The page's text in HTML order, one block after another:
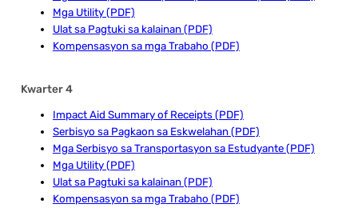
Mga Utility (PDF)
Ulat sa Pagtuki sa kalainan (PDF)
Kompensasyon sa mga Trabaho (PDF)
Kwarter 4
Impact Aid Summary of Receipts (PDF)
Serbisyo sa Pagkaon sa Eskwelahan (PDF)
Mga Serbisyo sa Transportasyon sa Estudyante (PDF)
Mga Utility (PDF)
Ulat sa Pagtuki sa kalainan (PDF)
Kompensasyon sa mga Trabaho (PDF)